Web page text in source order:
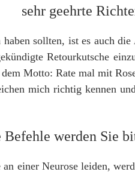
sehr geehrte
sollten, ist es auch
Retourkutsche
Motto: Rate mal mit
mich richtig kennen
Befehle werden Sie
einer Neurose leiden,